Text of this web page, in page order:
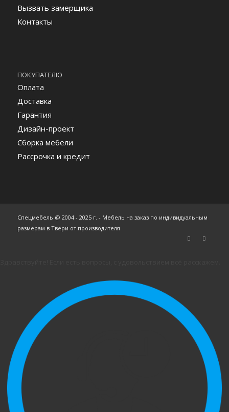
Вызвать замерщика
Контакты
ПОКУПАТЕЛЮ
Оплата
Доставка
Гарантия
Дизайн-проект
Сборка мебели
Рассрочка и кредит
Спецмебель @ 2004 - 2025 г. - Мебель на заказ по индивидуальным
размерам в Твери от производителя